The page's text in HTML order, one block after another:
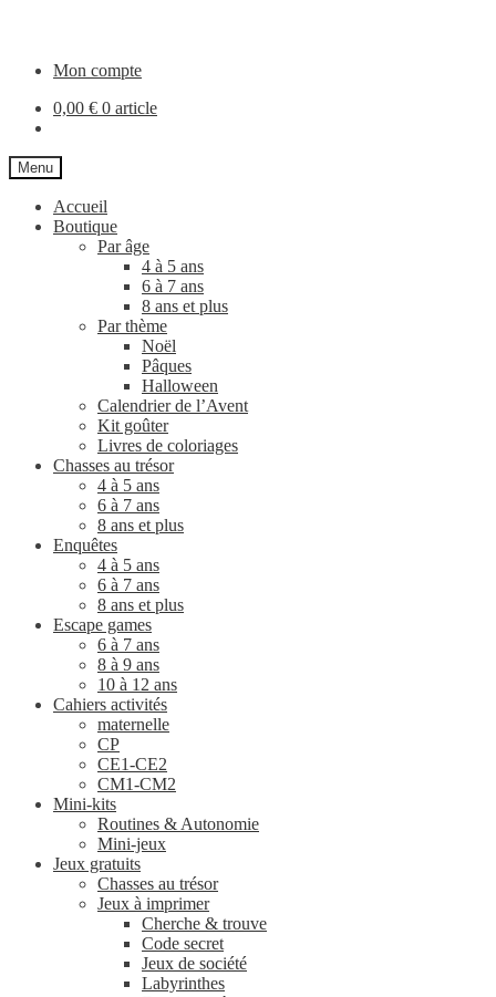
navigationMon compte
0,00 € 0 article
Menu
Accueil
Boutique
Par âge
4 à 5 ans
6 à 7 ans
8 ans et plus
Par thème
Noël
Pâques
Halloween
Calendrier de l’Avent
Kit goûter
Livres de coloriages
Chasses au trésor
4 à 5 ans
6 à 7 ans
8 ans et plus
Enquêtes
4 à 5 ans
6 à 7 ans
8 ans et plus
Escape games
6 à 7 ans
8 à 9 ans
10 à 12 ans
Cahiers activités
maternelle
CP
CE1-CE2
CM1-CM2
Mini-kits
Routines & Autonomie
Mini-jeux
Jeux gratuits
Chasses au trésor
Jeux à imprimer
Cherche & trouve
Code secret
Jeux de société
Labyrinthes